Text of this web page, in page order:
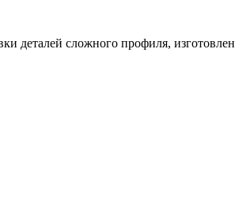
сложного профиля,